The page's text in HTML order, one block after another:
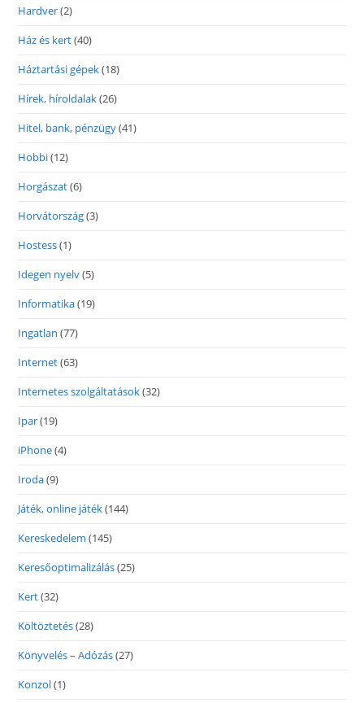
Hardver(2)
Ház és kert(40)
Háztartási gépek(18)
Hírek, híroldalak(26)
Hitel, bank, pénzügy(41)
Hobbi(12)
Horgászat(6)
Horvátország(3)
Hostess(1)
Idegen nyelv(5)
Informatika(19)
Ingatlan (77)
Internet(63)
Internetes szolgáltatások(32)
Ipar(19)
iPhone(4)
Iroda(9)
Játék, online játék(144)
Kereskedelem (145)
Keresőoptimalizálás(25)
Kert(32)
Költöztetés(28)
Könyvelés – Adózás(27)
Konzol(1)